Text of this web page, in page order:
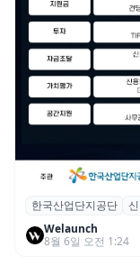
산단공·신보,
여 스타트업 모
한국산업단지공단
Welaunch
8월 6일 오전 1:24